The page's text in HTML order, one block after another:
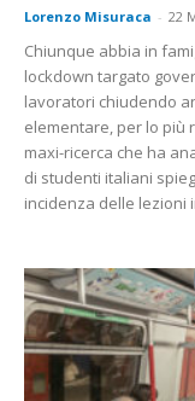
Lorenzo Misuraca - 22
Chiunque abbia in
lockdown targato
lavoratori chiudendo
elementare, per lo più
maxi-ricerca che ha
di studenti italiani
incidenza delle lezioni